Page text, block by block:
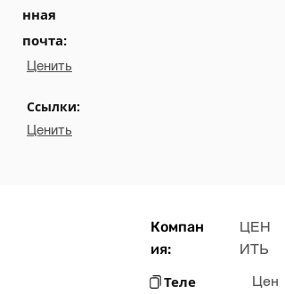
нная
почта:
Ценить
Ссылки:
Ценить
Компан
ия:
ЦЕН
ИТЬ
Теле
Цен